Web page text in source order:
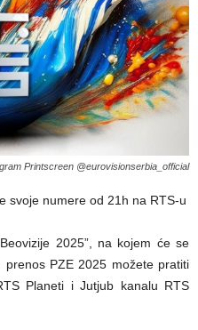
Printscreen @eurovisionserbia_official
svoje numere od 21h na RTS-u
2025”, na kojem će se
PZE 2025 možete pratiti
Planeti i Jutjub kanalu RTS